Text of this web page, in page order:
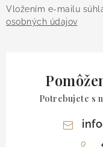
Vložením e-mailu
osobných údajov
Potrebujete s
info